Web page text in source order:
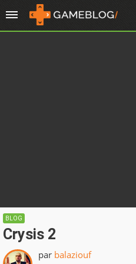
BLOG
Crysis 2
par balaziouf